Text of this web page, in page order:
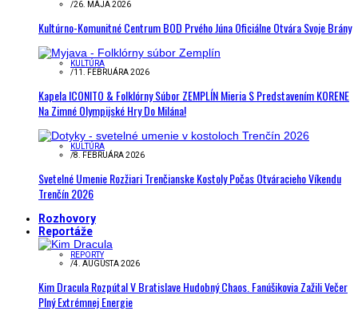
/26. MÁJA 2026
Kultúrno-Komunitné Centrum BOD Prvého Júna Oficiálne Otvára Svoje Brány
KULTÚRA
/11. FEBRUÁRA 2026
Kapela ICONITO & Folklórny Súbor ZEMPLÍN Mieria S Predstavením KORENE
Na Zimné Olympijské Hry Do Milána!
KULTÚRA
/8. FEBRUÁRA 2026
Svetelné Umenie Rozžiari Trenčianske Kostoly Počas Otváracieho Víkendu
Trenčín 2026
Rozhovory
Reportáže
REPORTY
/4. AUGUSTA 2026
Kim Dracula Rozpútal V Bratislave Hudobný Chaos. Fanúšikovia Zažili Večer
Plný Extrémnej Energie